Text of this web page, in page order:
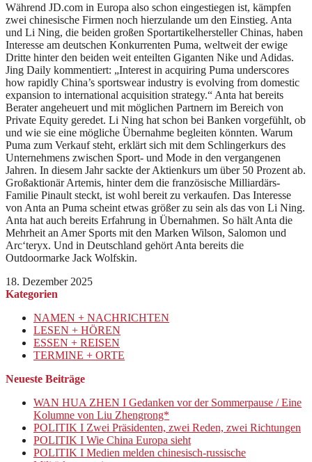
Während JD.com in Europa also schon eingestiegen ist, kämpfen
zwei chinesische Firmen noch hierzulande um den Einstieg. Anta
und Li Ning, die beiden großen Sportartikelhersteller Chinas, haben
Interesse am deutschen Konkurrenten Puma, weltweit der ewige
Dritte hinter den beiden weit enteilten Giganten Nike und Adidas.
Jing Daily kommentiert: „Interest in acquiring Puma underscores
how rapidly China’s sportswear industry is evolving from domestic
expansion to international acquisition strategy.“ Anta hat bereits
Berater angeheuert und mit möglichen Partnern im Bereich von
Private Equity geredet. Li Ning hat schon bei Banken vorgefühlt, ob
und wie sie eine mögliche Übernahme begleiten könnten. Warum
Puma zum Verkauf steht, erklärt sich mit dem Schlingerkurs des
Unternehmens zwischen Sport- und Mode in den vergangenen
Jahren. In diesem Jahr sackte der Aktienkurs um über 50 Prozent ab.
Großaktionär Artemis, hinter dem die französische Milliardärs-
Familie Pinault steckt, ist wohl bereit zu verkaufen. Das Interesse
von Anta an Puma scheint etwas größer zu sein als das von Li Ning.
Anta hat auch bereits Erfahrung in Übernahmen. So hält Anta die
Mehrheit an Amer Sports mit den Marken Wilson, Salomon und
Arc‘teryx. Und in Deutschland gehört Anta bereits die
Outdoormarke Jack Wolfskin.
18. Dezember 2025
Kategorien
NAMEN + NACHRICHTEN
LESEN + HÖREN
ESSEN + REISEN
TERMINE + ORTE
Neueste Beiträge
WAN HUA ZHEN I Gedanken vor der Sommerpause / Eine
Kolumne von Liu Zhengrong*
POLITIK I Zwei Präsidenten, zwei Reden, zwei Richtungen
POLITIK I Wie China Europa sieht
POLITIK I Medien melden chinesisch-russische